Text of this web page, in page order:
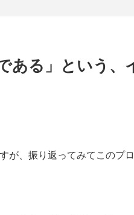
ある」という
が、振り返ってみてこのプ